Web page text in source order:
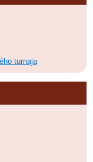
turnaja